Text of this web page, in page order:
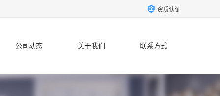
资质认证
公司动态 关于我们 联系方式